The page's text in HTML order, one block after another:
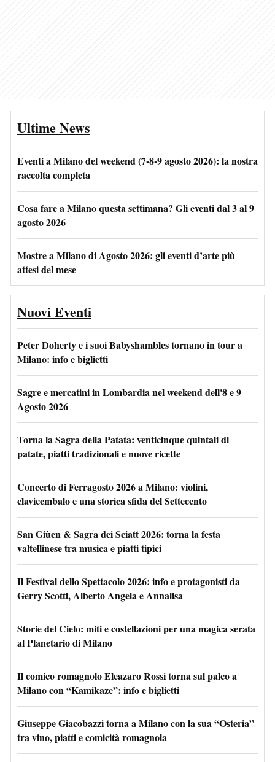
Ultime News
Eventi a Milano del weekend (7-8-9 agosto 2026): la nostra
raccolta completa
Cosa fare a Milano questa settimana? Gli eventi dal 3 al 9
agosto 2026
Mostre a Milano di Agosto 2026: gli eventi d’arte più
attesi del mese
Nuovi Eventi
Peter Doherty e i suoi Babyshambles tornano in tour a
Milano: info e biglietti
Sagre e mercatini in Lombardia nel weekend dell'8 e 9
Agosto 2026
Torna la Sagra della Patata: venticinque quintali di
patate, piatti tradizionali e nuove ricette
Concerto di Ferragosto 2026 a Milano: violini,
clavicembalo e una storica sfida del Settecento
San Giùen & Sagra dei Sciatt 2026: torna la festa
valtellinese tra musica e piatti tipici
Il Festival dello Spettacolo 2026: info e protagonisti da
Gerry Scotti, Alberto Angela e Annalisa
Storie del Cielo: miti e costellazioni per una magica serata
al Planetario di Milano
Il comico romagnolo Eleazaro Rossi torna sul palco a
Milano con “Kamikaze”: info e biglietti
Giuseppe Giacobazzi torna a Milano con la sua “Osteria”
tra vino, piatti e comicità romagnola